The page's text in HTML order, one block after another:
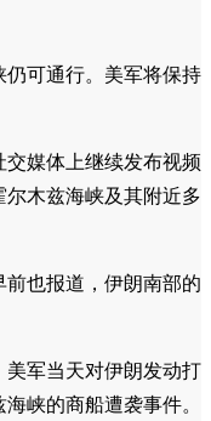
可通行。美军将保持
媒体上继续发布视频
木兹海峡及其附近多
也报道，伊朗南部的
美军当天对伊朗发动打
峡的商船遭袭事件。